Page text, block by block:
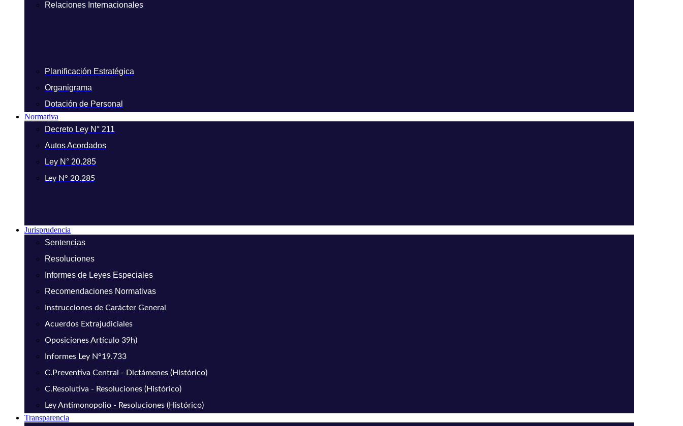
Relaciones Internacionales
Planificación Estratégica
Organigrama
Dotación de Personal
Normativa
Decreto Ley N° 211
Autos Acordados
Ley N° 20.285
Ley N° 20.285
Jurisprudencia
Sentencias
Resoluciones
Informes de Leyes Especiales
Recomendaciones Normativas
Instrucciones de Carácter General
Acuerdos Extrajudiciales
Oposiciones Artículo 39h)
Informes Ley N°19.733
C.Preventiva Central - Dictámenes (Histórico)
C.Resolutiva - Resoluciones (Histórico)
Ley Antimonopolio - Resoluciones (Histórico)
Transparencia